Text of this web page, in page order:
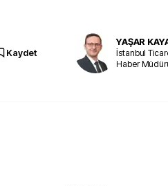
Kaydet
YAŞAR
İstanbul
Haber